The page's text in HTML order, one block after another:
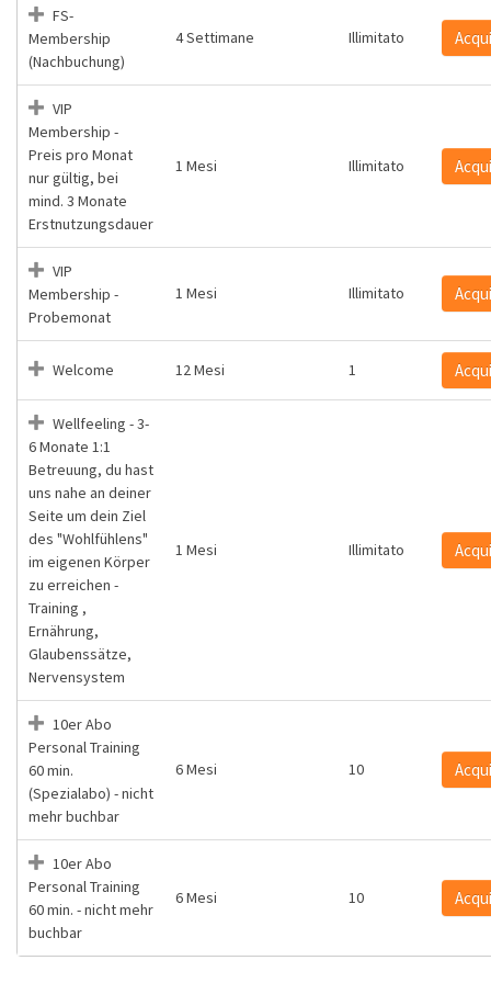
FS-
Membership
(Nachbuchung)
4 Settimane Illimitato
VIP
Membership -
Preis pro Monat
nur gültig, bei
mind. 3 Monate
Erstnutzungsdauer
1 Mesi Illimitato
VIP
Membership -
Probemonat
1 Mesi Illimitato
Welcome 12 Mesi 1
Wellfeeling - 3-
6 Monate 1:1
Betreuung, du hast
uns nahe an deiner
Seite um dein Ziel
des "Wohlfühlens"
im eigenen Körper
zu erreichen -
Training ,
Ernährung,
Glaubenssätze,
Nervensystem
1 Mesi Illimitato
10er Abo
Personal Training
60 min.
(Spezialabo) - nicht
mehr buchbar
6 Mesi 10
10er Abo
Personal Training
60 min. - nicht mehr
buchbar
6 Mesi 10